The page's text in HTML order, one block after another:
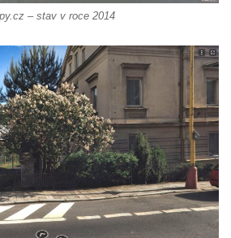
Třeboníně
od
čp. 283 v Dolním
č. 264 v Dolním
– stav v roce 2014